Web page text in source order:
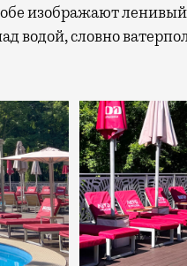
изображают ленивый
водой, словно